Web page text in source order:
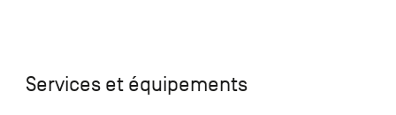
Services et équipements